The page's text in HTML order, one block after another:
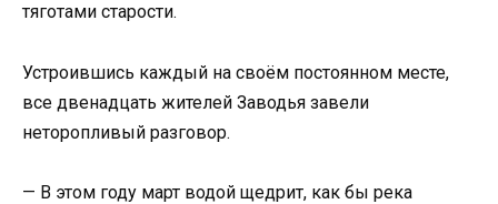
тяготами старости.
Устроившись каждый на своём постоянном месте,
все двенадцать жителей Заводья завели
неторопливый разговор.
— В этом году март водой щедрит, как бы река